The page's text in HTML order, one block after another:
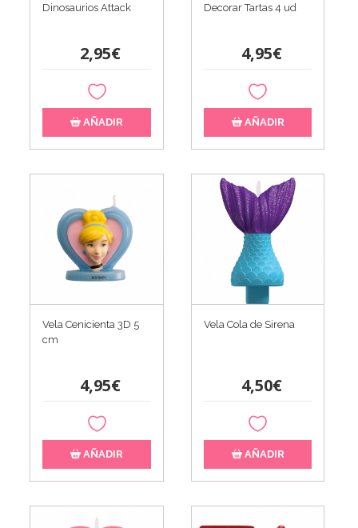
Dinosaurios Attack
2,95€
AÑADIR
Decorar Tartas 4 ud
4,95€
AÑADIR
Vela Cenicienta 3D 5
cm
4,95€
AÑADIR
Vela Cola de Sirena
4,50€
AÑADIR